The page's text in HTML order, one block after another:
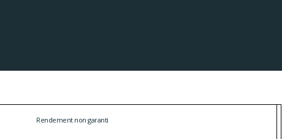
Rendement non garanti